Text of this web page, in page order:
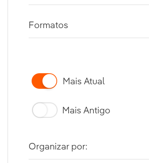
Formatos
Organizar por:
Mais Atual
Mais Antigo